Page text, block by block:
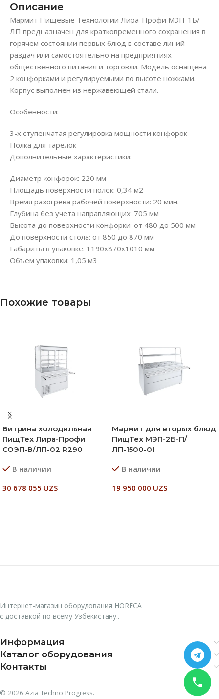
Описание
Мармит Пищевые Технологии Лира-Профи МЭП-1Б/
ЛП предназначен для кратковременного сохранения в
горячем состоянии первых блюд в составе линий
раздач или самостоятельно на предприятиях
общественного питания и торговли. Модель оснащена
2 конфорками и регулируемыми по высоте ножками.
Корпус выполнен из нержавеющей стали.
Особенности:
3-х ступенчатая регулировка мощности конфорок
Полка для тарелок
Дополнительные характеристики:
Диаметр конфорок: 220 мм
Площадь поверхности полок: 0,34 м2
Время разогрева рабочей поверхности: 20 мин.
Глубина без учета направляющих: 705 мм
Высота до поверхности конфорки: от 480 до 500 мм
До поверхности стола: от 850 до 870 мм
Габариты в упаковке: 1190х870х1010 мм
Объем упаковки: 1,05 м3
Похожие товары
Витрина холодильная
ПищТех Лира-Профи
СОЭП-В/ЛП-02 R290
В наличии
30 678 055 UZS
Мармит для вторых блюд
ПищТех МЭП-2Б-П/
ЛП-1500-01
В наличии
19 950 000 UZS
Интернет-магазин оборудования HORECA
с доставкой по всему Узбекистану..
Информация
Каталог оборудования
Контакты
© 2026 Azia Techno Progress.